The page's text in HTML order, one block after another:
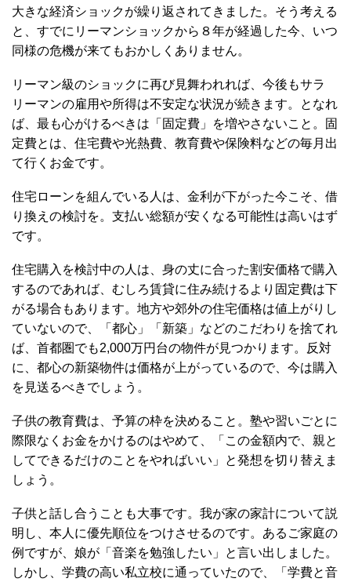
大きな経済ショックが繰り返されてきました。そう考える
と、すでにリーマンショックから８年が経過した今、いつ
同様の危機が来てもおかしくありません。
リーマン級のショックに再び見舞われれば、今後もサラ
リーマンの雇用や所得は不安定な状況が続きます。となれ
ば、最も心がけるべきは「固定費」を増やさないこと。固
定費とは、住宅費や光熱費、教育費や保険料などの毎月出
て行くお金です。
住宅ローンを組んでいる人は、金利が下がった今こそ、借
り換えの検討を。支払い総額が安くなる可能性は高いはず
です。
住宅購入を検討中の人は、身の丈に合った割安価格で購入
するのであれば、むしろ賃貸に住み続けるより固定費は下
がる場合もあります。地方や郊外の住宅価格は値上がりし
ていないので、「都心」「新築」などのこだわりを捨てれ
ば、首都圏でも2,000万円台の物件が見つかります。反対
に、都心の新築物件は価格が上がっているので、今は購入
を見送るべきでしょう。
子供の教育費は、予算の枠を決めること。塾や習いごとに
際限なくお金をかけるのはやめて、「この金額内で、親と
してできるだけのことをやればいい」と発想を切り替えま
しょう。
子供と話し合うことも大事です。我が家の家計について説
明し、本人に優先順位をつけさせるのです。あるご家庭の
例ですが、娘が「音楽を勉強したい」と言い出しました。
しかし、学費の高い私立校に通っていたので、「学費と音